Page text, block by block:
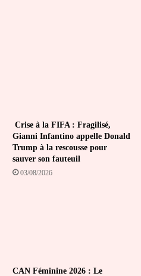
Crise à la FIFA : Fragilisé,
Gianni Infantino appelle Donald
Trump à la rescousse pour
sauver son fauteuil
03/08/2026
CAN Féminine 2026 : Le